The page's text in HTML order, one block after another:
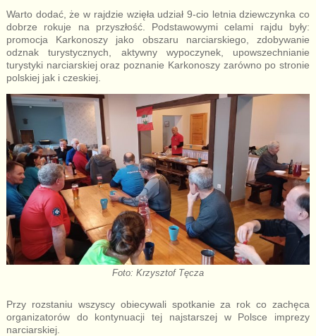
Warto dodać, że w rajdzie wzięła udział 9-cio letnia dziewczynka co
dobrze rokuje na przyszłość. Podstawowymi celami rajdu były:
promocja Karkonoszy jako obszaru narciarskiego, zdobywanie
odznak turystycznych, aktywny wypoczynek, upowszechnianie
turystyki narciarskiej oraz poznanie Karkonoszy zarówno po stronie
polskiej jak i czeskiej.
Foto: Krzysztof Tęcza
Przy rozstaniu wszyscy obiecywali spotkanie za rok co zachęca
organizatorów do kontynuacji tej najstarszej w Polsce imprezy
narciarskiej.